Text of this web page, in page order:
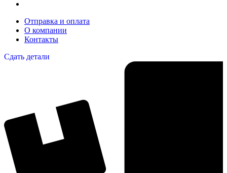
Отправка и оплата
О компании
Контакты
Сдать детали